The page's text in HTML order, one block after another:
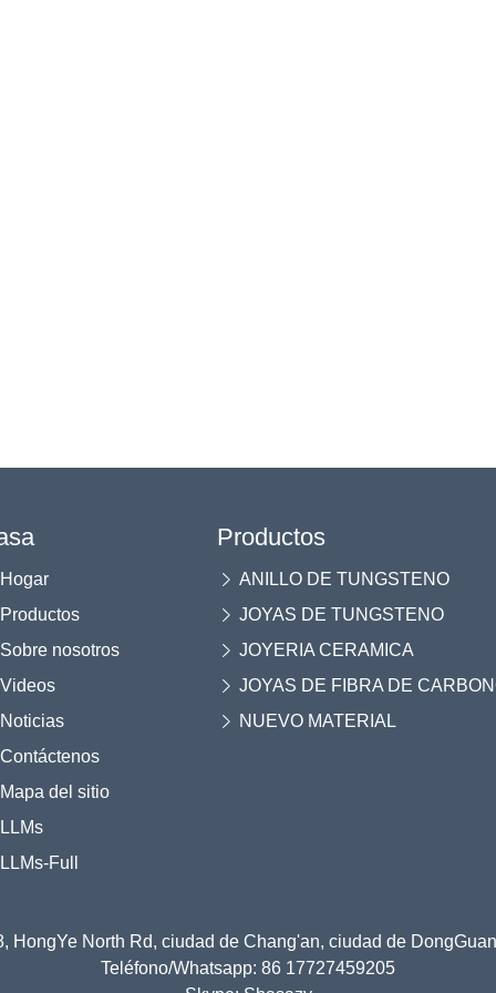
Hogar
Productos
Sobre nosotros
Videos
Noticias
Contáctenos
Mapa del sitio
LLMs
LLMs-Full
Productos
ANILLO DE TUNGSTENO
JOYAS DE TUNGSTENO
JOYERIA CERAMICA
JOYAS DE FIBRA DE
NUEVO MATERIAL
HongYe North Rd, ciudad de Chang'an, ciudad de
Teléfono/Whatsapp: 86 17727459205